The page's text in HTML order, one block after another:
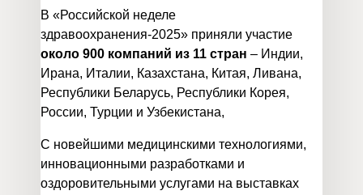
В «Российской неделе
здравоохранения-2025» приняли участие
около 900 компаний из 11 стран – Индии,
Ирана, Италии, Казахстана, Китая, Ливана,
Республики Беларусь, Республики Корея,
России, Турции и Узбекистана,
С новейшими медицинскими технологиями,
инновационными разработками и
оздоровительными услугами на выставках